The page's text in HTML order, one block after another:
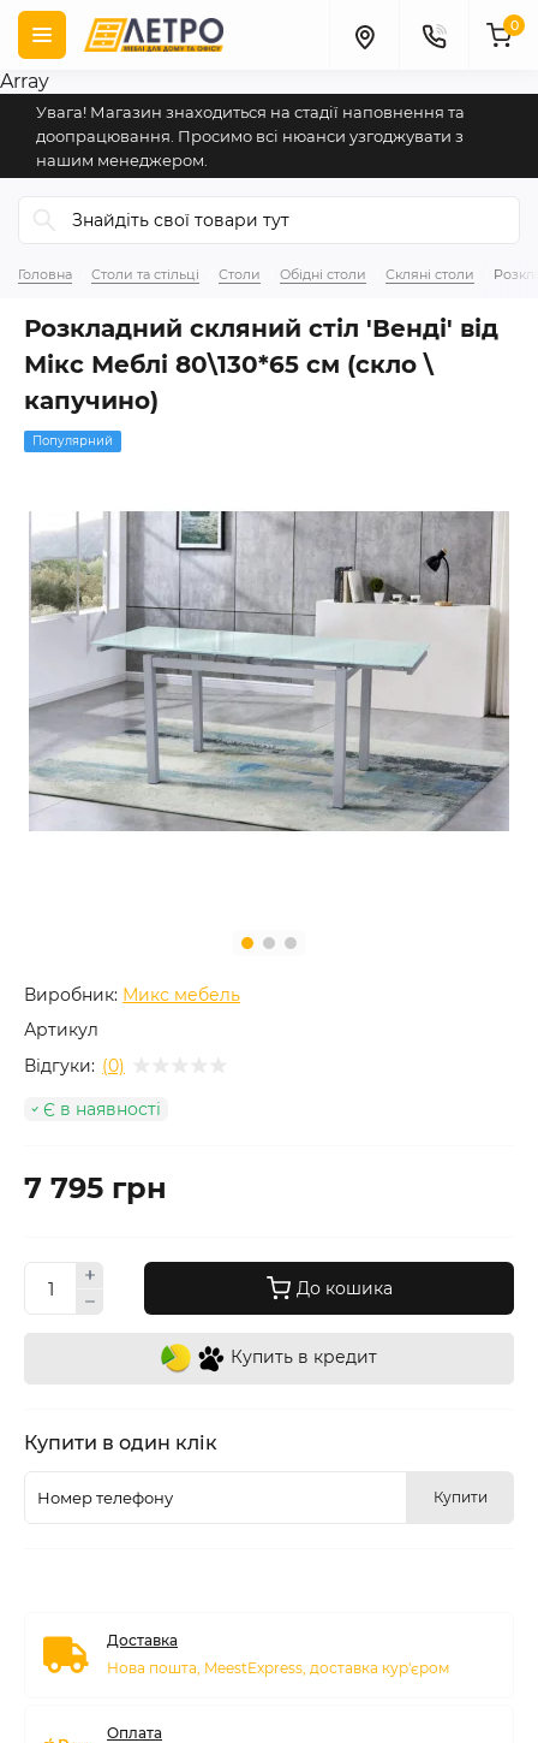
Array
Увага! Магазин знаходиться на стадії наповнення та
доопрацювання. Просимо всі нюанси узгоджувати з
нашим менеджером.
0
Головна Столи та стільці Столи Обідні столи Скляні столи
Розкладний скляний стіл 'Венді' від
Мікс Меблі 80\130*65 см (скло \
капучино)
Популярний
Виробник: Микс мебель
Артикул
Відгуки: (0)
Є в наявності
7 795 грн
До кошика
Купить в кредит
Купити в один клік
Купити
Доставка
Нова пошта, MeestExpress, доставка кур'єром
Оплата